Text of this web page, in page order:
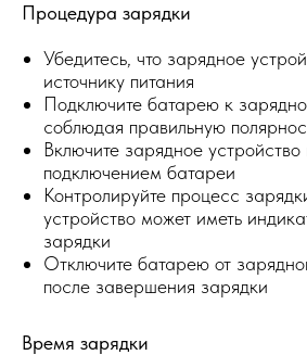
Процедура зарядки
Убедитесь, что зарядное
источнику питания
Подключите батарею к
соблюдая правильную
Включите зарядное устройство
подключением батареи
Контролируйте процесс
устройство может иметь
зарядки
Отключите батарею от
после завершения зарядки
Время зарядки